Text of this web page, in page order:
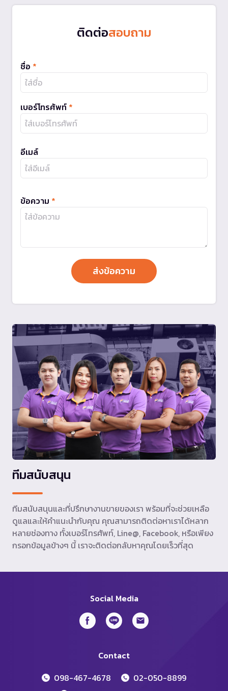
ติดต่อสอบถาม
ชื่อ *
เบอร์โทรศัพท์ *
อีเมล์
ข้อความ *
ทีมสนับสนุน
ทีมสนับสนุนและที่ปรึกษางานขายของเรา พร้อมที่จะช่วยเหลือ
ดูแลและให้คำแนะนำกับคุณ คุณสามารถติดต่อหาเราได้หลาก
หลายช่องทาง ทั้งเบอร์โทรศัพท์, Line@, Facebook, หรือเพียง
กรอกข้อมูลข้างๆ นี้ เราจะติดต่อกลับหาคุณโดยเร็วที่สุด
Social Media
Contact
098-467-4678
02-050-8899